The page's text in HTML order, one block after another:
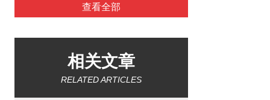
查看全部
相关文章
RELATED ARTICLES